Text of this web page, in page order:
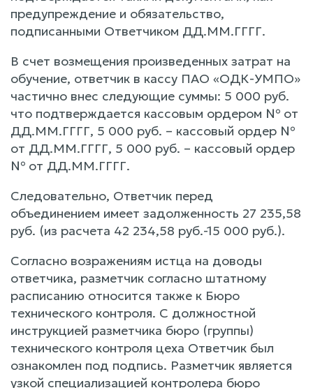
предупреждение и обязательство,
подписанными Ответчиком ДД.ММ.ГГГГ.
В счет возмещения произведенных затрат на
обучение, ответчик в кассу ПАО «ОДК-УМПО»
частично внес следующие суммы: 5 000 руб.
что подтверждается кассовым ордером № от
ДД.ММ.ГГГГ, 5 000 руб. – кассовый ордер №
от ДД.ММ.ГГГГ, 5 000 руб. – кассовый ордер
№ от ДД.ММ.ГГГГ.
Следовательно, Ответчик перед
объединением имеет задолженность 27 235,58
руб. (из расчета 42 234,58 руб.-15 000 руб.).
Согласно возражениям истца на доводы
ответчика, разметчик согласно штатному
расписанию относится также к Бюро
технического контроля. С должностной
инструкцией разметчика бюро (группы)
технического контроля цеха Ответчик был
ознакомлен под подпись. Разметчик является
узкой специализацией контролера бюро